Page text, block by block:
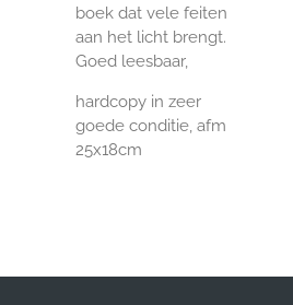
boek dat vele feiten
aan het licht brengt.
Goed leesbaar,
hardcopy in zeer
goede conditie, afm
25x18cm